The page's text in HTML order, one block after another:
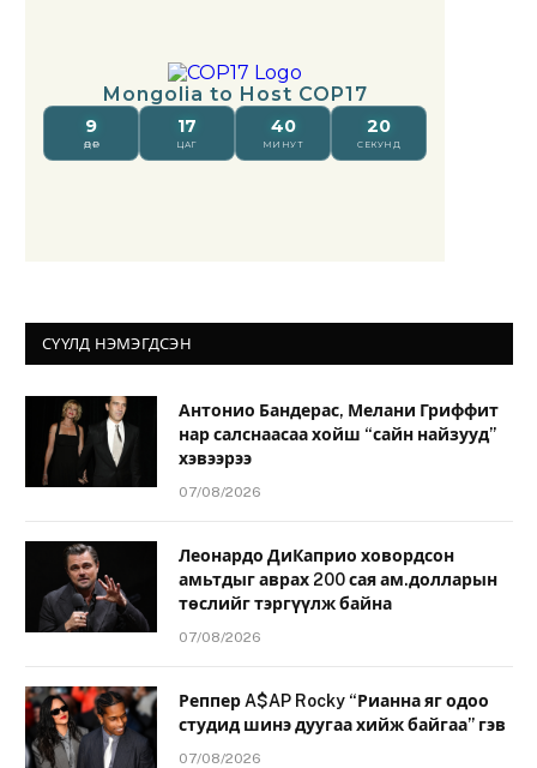
СҮҮЛД НЭМЭГДСЭН
Антонио Бандерас, Мелани Гриффит
нар салснаасаа хойш “сайн найзууд”
хэвээрээ
07/08/2026
Леонардо ДиКаприо ховордсон
амьтдыг аврах 200 сая ам.долларын
төслийг тэргүүлж байна
07/08/2026
Реппер A$AP Rocky “Рианна яг одоо
студид шинэ дуугаа хийж байгаа” гэв
07/08/2026